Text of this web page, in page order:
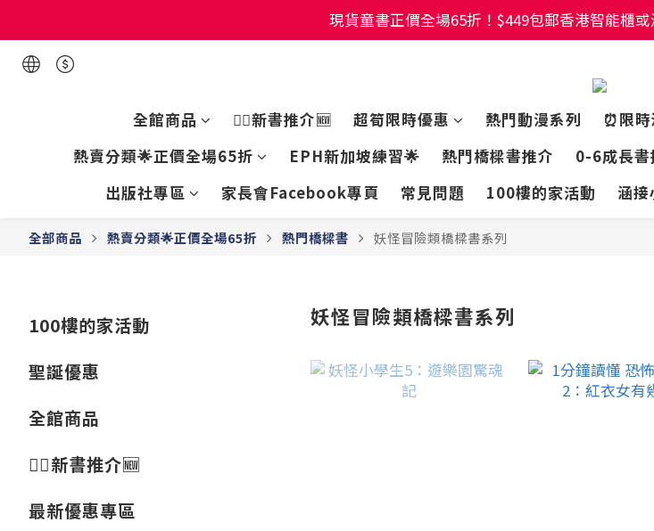
現貨童書正價全場65折！$449包郵香港智能櫃
現貨童書正價全場65折！$449包郵香港智能櫃
現貨童書正價全場65折！$449包郵香港智能櫃
全館商品
👍🏻新書推介🆕 超筍限時優惠 熱門動漫系列 ⏰限
熱賣分類🌟正價全場65折
EPH新加坡練習🌟 熱門橋樑書推介 0-6成長書
出版社專區
家長會Facebook專頁 常見問題 100樓的家活動 涵接
全部商品 熱賣分類🌟正價全場65折 熱門橋樑書 妖怪冒險類橋樑書系列
100樓的家活動
聖誕優惠
全館商品
👍🏻新書推介🆕
最新優惠專區
妖怪冒險類橋樑書系列